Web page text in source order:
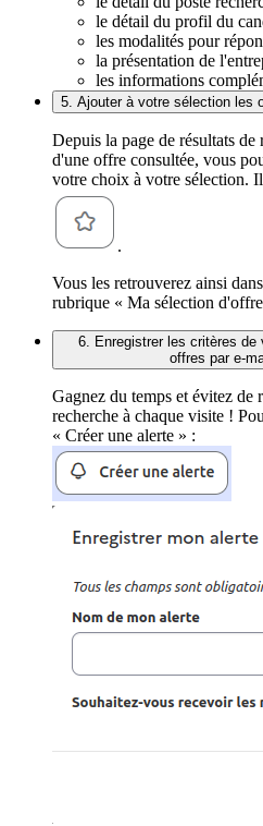
le détail du profil du
les modalités pour
la présentation de
les informations
5. Ajouter à votre sélection les
Depuis la page de résultats
d'une offre consultée, vous
votre choix à votre sélection.
.
Vous les retrouverez ainsi
rubrique « Ma sélection
6. Enregistrer les critères de
offres par e-
Gagnez du temps et évitez de
recherche à chaque visite !
« Créer une alerte » :